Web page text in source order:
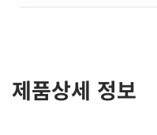
제품상세 정보